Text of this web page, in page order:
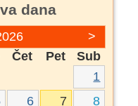
dana
>
Čet Pet
Sub
1
6 7 8